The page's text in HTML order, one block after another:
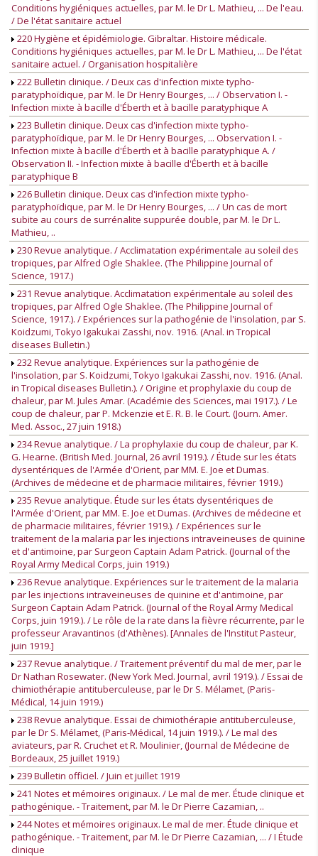
Conditions hygiéniques actuelles, par M. le Dr L. Mathieu, ... De l'eau.
/ De l'état sanitaire actuel
220 Hygiène et épidémiologie. Gibraltar. Histoire médicale.
Conditions hygiéniques actuelles, par M. le Dr L. Mathieu, ... De l'état
sanitaire actuel. / Organisation hospitalière
222 Bulletin clinique. / Deux cas d'infection mixte typho-
paratyphoïdique, par M. le Dr Henry Bourges, ... / Observation I. -
Infection mixte à bacille d'Éberth et à bacille paratyphique A
223 Bulletin clinique. Deux cas d'infection mixte typho-
paratyphoïdique, par M. le Dr Henry Bourges, ... Observation I. -
Infection mixte à bacille d'Éberth et à bacille paratyphique A. /
Observation II. - Infection mixte à bacille d'Éberth et à bacille
paratyphique B
226 Bulletin clinique. Deux cas d'infection mixte typho-
paratyphoïdique, par M. le Dr Henry Bourges, ... / Un cas de mort
subite au cours de surrénalite suppurée double, par M. le Dr L.
Mathieu, ..
230 Revue analytique. / Acclimatation expérimentale au soleil des
tropiques, par Alfred Ogle Shaklee. (The Philippine Journal of
Science, 1917.)
231 Revue analytique. Acclimatation expérimentale au soleil des
tropiques, par Alfred Ogle Shaklee. (The Philippine Journal of
Science, 1917.). / Expériences sur la pathogénie de l'insolation, par S.
Koidzumi, Tokyo Igakukai Zasshi, nov. 1916. (Anal. in Tropical
diseases Bulletin.)
232 Revue analytique. Expériences sur la pathogénie de
l'insolation, par S. Koidzumi, Tokyo Igakukai Zasshi, nov. 1916. (Anal.
in Tropical diseases Bulletin.). / Origine et prophylaxie du coup de
chaleur, par M. Jules Amar. (Académie des Sciences, mai 1917.). / Le
coup de chaleur, par P. Mckenzie et E. R. B. le Court. (Journ. Amer.
Med. Assoc., 27 juin 1918.)
234 Revue analytique. / La prophylaxie du coup de chaleur, par K.
G. Hearne. (British Med. Journal, 26 avril 1919.). / Étude sur les états
dysentériques de l'Armée d'Orient, par MM. E. Joe et Dumas.
(Archives de médecine et de pharmacie militaires, février 1919.)
235 Revue analytique. Étude sur les états dysentériques de
l'Armée d'Orient, par MM. E. Joe et Dumas. (Archives de médecine et
de pharmacie militaires, février 1919.). / Expériences sur le
traitement de la malaria par les injections intraveineuses de quinine
et d'antimoine, par Surgeon Captain Adam Patrick. (Journal of the
Royal Army Medical Corps, juin 1919.)
236 Revue analytique. Expériences sur le traitement de la malaria
par les injections intraveineuses de quinine et d'antimoine, par
Surgeon Captain Adam Patrick. (Journal of the Royal Army Medical
Corps, juin 1919.). / Le rôle de la rate dans la fièvre récurrente, par le
professeur Aravantinos (d'Athènes). [Annales de l'Institut Pasteur,
juin 1919.]
237 Revue analytique. / Traitement préventif du mal de mer, par le
Dr Nathan Rosewater. (New York Med. Journal, avril 1919.). / Essai de
chimiothérapie antituberculeuse, par le Dr S. Mélamet, (Paris-
Médical, 14 juin 1919.)
238 Revue analytique. Essai de chimiothérapie antituberculeuse,
par le Dr S. Mélamet, (Paris-Médical, 14 juin 1919.). / Le mal des
aviateurs, par R. Cruchet et R. Moulinier, (Journal de Médecine de
Bordeaux, 25 juillet 1919.)
239 Bulletin officiel. / Juin et juillet 1919
241 Notes et mémoires originaux. / Le mal de mer. Étude clinique et
pathogénique. - Traitement, par M. le Dr Pierre Cazamian, ..
244 Notes et mémoires originaux. Le mal de mer. Étude clinique et
pathogénique. - Traitement, par M. le Dr Pierre Cazamian, ... / I Étude
clinique